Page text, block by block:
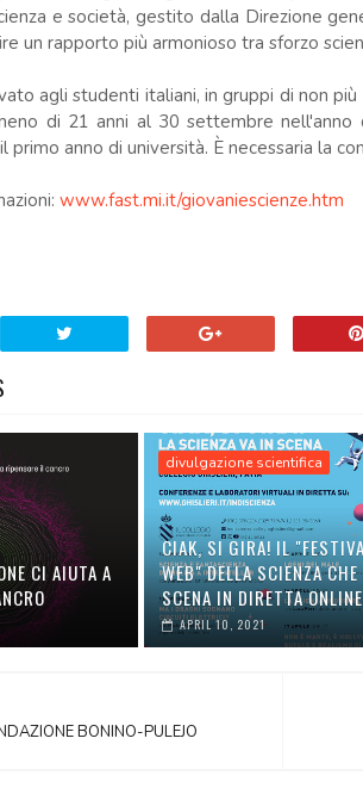
e società, gestito dalla Direzione
un rapporto più armonioso tra sforzo
agli studenti italiani, in gruppi di non
di 21 anni al 30 settembre nell'anno
primo anno di università. È necessaria la
www.fast.mi.it/giovaniescienze.htm
CI AIUTA A
divulgazione scientifica
CIAK, SI GIRA! IL
WEB" DELLA SCIENZA
SCENA IN DIRETTA ONLINE
APRIL 10, 2021
BONINO-PULEJO